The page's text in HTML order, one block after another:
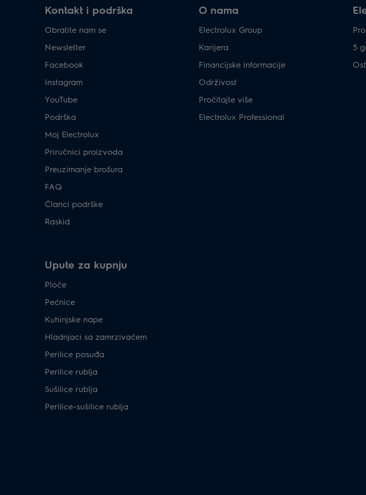
Kontakt i podrška
Obratite nam se
Newsletter
Facebook
Instagram
YouTube
Podrška
Moj Electrolux
Priručnici proizvoda
Preuzimanje brošura
FAQ
Članci podrške
Raskid
O nama
Electrolux Group
Karijera
Financijske informacije
Održivost
Pročitajte više
Electrolux Professional
5
Upute za kupnju
Ploče
Pećnice
Kuhinjske nape
Hladnjaci sa zamrzivačem
Perilice posuđa
Perilice rublja
Sušilice rublja
Perilice-sušilice rublja